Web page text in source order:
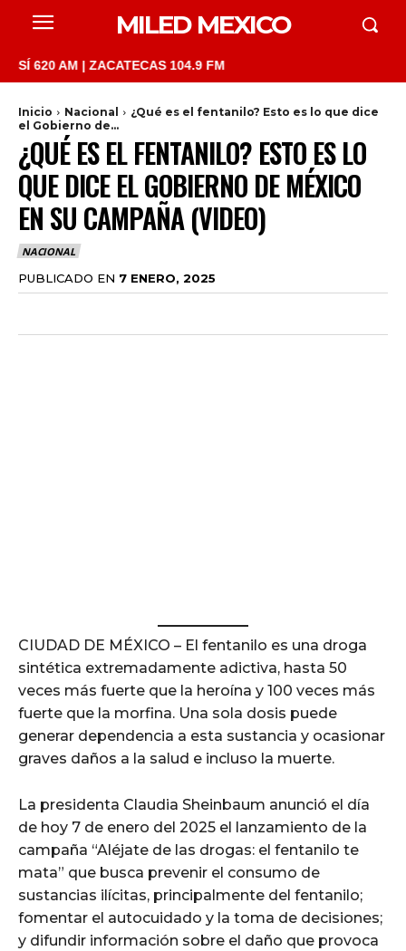
MILED MEXICO
AM | ZACATECAS 104.9 FM
Inicio Nacional
¿Qué es el fentanilo? Esto es lo que dice
el Gobierno de...
¿QUÉ ES EL FENTANILO? ESTO ES LO
QUE DICE EL GOBIERNO DE MÉXICO
EN SU CAMPAÑA (VIDEO)
NACIONAL
PUBLICADO EN 7 ENERO, 2025
CIUDAD DE MÉXICO – El fentanilo es una droga
sintética extremadamente adictiva, hasta 50
veces más fuerte que la heroína y 100 veces más
fuerte que la morfina. Una sola dosis puede
generar dependencia a esta sustancia y ocasionar
graves daños a la salud e incluso la muerte.
La presidenta Claudia Sheinbaum anunció el día
de hoy 7 de enero del 2025 el lanzamiento de la
campaña “Aléjate de las drogas: el fentanilo te
mata” que busca prevenir el consumo de
sustancias ilícitas, principalmente del fentanilo;
fomentar el autocuidado y la toma de decisiones;
y difundir información sobre el daño que provoca